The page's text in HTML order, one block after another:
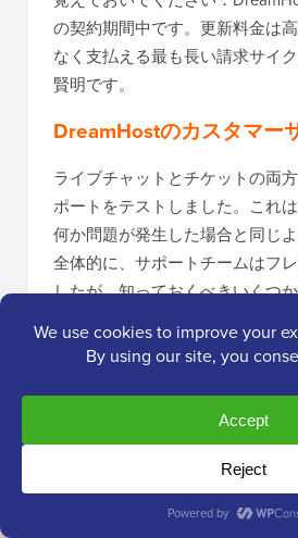
の契約期間中です。更新料金は
なく支払える最も長い請求サイ
賢明です。
DreamHostのカスタマー
ライブチャットとチケットの両
ポートをテストしました。これ
何か問題が発生した場合と同じよ
全体的に、サポートチームはフ
したが、知っておくべきいくつ